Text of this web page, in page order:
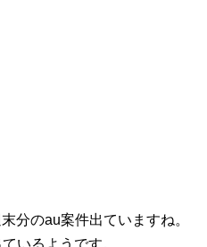
分のau案件出ていますね。
いるようです。